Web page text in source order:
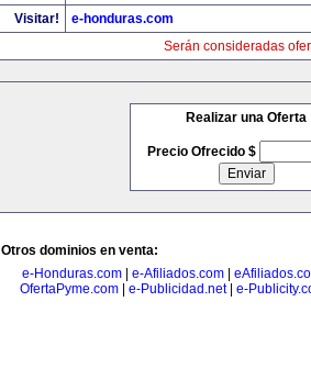
Visitar!
e-honduras.com
Serán consideradas
Realizar una Oferta
Precio Ofrecido $
Otros dominios en venta:
e-Honduras.com| e-Afiliados.com|
OfertaPyme.com| e-Publicidad.net| e-